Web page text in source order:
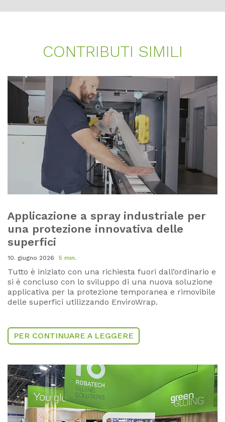
CONT­RI­BU­TI SI­MI­LI
Applicazione a spray industriale per
una protezione innovativa delle
superfici
10. giugno 2026 5 min.
Tutto è iniziato con una richiesta fuori dall’ordinario e
si è concluso con lo sviluppo di una nuova soluzione
applicativa per la protezione temporanea e rimovibile
delle superfici utilizzando EnviroWrap.
PER CONTINUARE A LEGGERE